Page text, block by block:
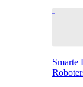
Smarte